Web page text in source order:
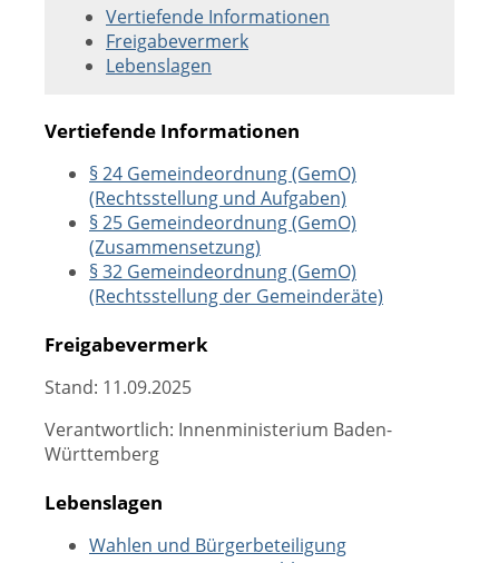
Vertiefende Informationen
Freigabevermerk
Lebenslagen
Vertiefende Informationen
§ 24 Gemeindeordnung (GemO)
(Rechtsstellung und Aufgaben)
§ 25 Gemeindeordnung (GemO)
(Zusammensetzung)
§ 32 Gemeindeordnung (GemO)
(Rechtsstellung der Gemeinderäte)
Freigabevermerk
Stand: 11.09.2025
Verantwortlich: Innenministerium Baden-
Württemberg
Lebenslagen
Wahlen und Bürgerbeteiligung